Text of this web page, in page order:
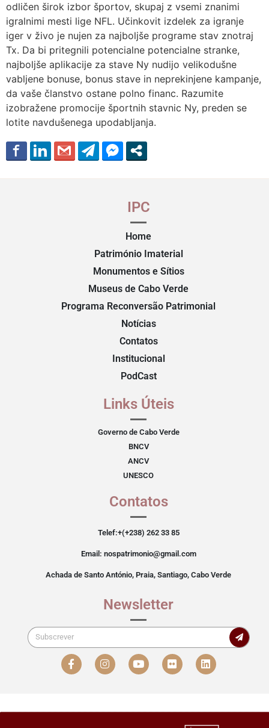
odličen širok izbor športov, skupaj z vsemi znanimi
igralnimi mesti lige NFL. Učinkovit izdelek za igranje
iger v živo je nujen za najboljše programe stav znotraj
Tx. Da bi pritegnili potencialne potencialne stranke,
najboljše aplikacije za stave Ny nudijo velikodušne
vabljene bonuse, bonus stave in neprekinjene kampanje,
da vaše članstvo ostane polno financ. Razumite
izobražene promocije športnih stavnic Ny, preden se
lotite navdušenega upodabljanja.
IPC
Home
Património Imaterial
Monumentos e Sítios
Museus de Cabo Verde
Programa Reconversão Patrimonial
Notícias
Contatos
Institucional
PodCast
Links Úteis
Governo de Cabo Verde
BNCV
ANCV
UNESCO
Contatos
Telef:+(+238) 262 33 85
Email: nospatrimonio@gmail.com
Achada de Santo António, Praia, Santiago, Cabo Verde
Newsletter